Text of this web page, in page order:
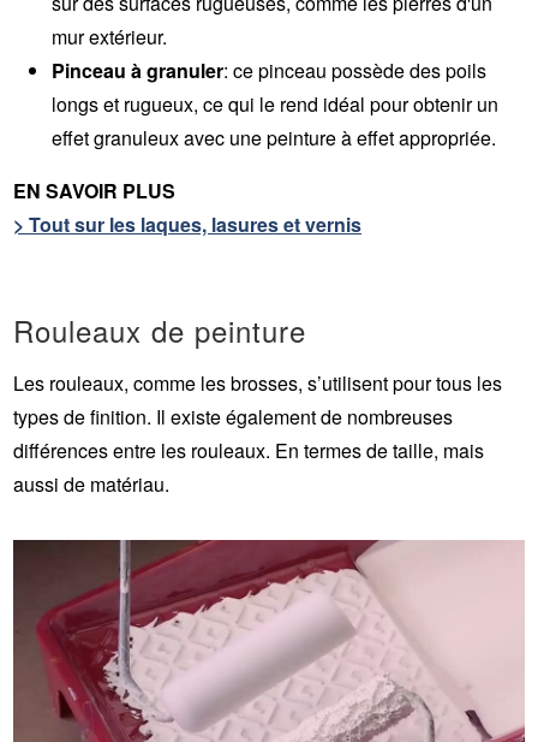
mur extérieur.
Pinceau à granuler: ce pinceau possède des poils
longs et rugueux, ce qui le rend idéal pour obtenir un
effet granuleux avec une peinture à effet appropriée.
EN SAVOIR PLUS
> Tout sur les laques, lasures et vernis
Rouleaux de peinture
Les rouleaux, comme les brosses, s’utilisent pour tous les
types de finition. Il existe également de nombreuses
différences entre les rouleaux. En termes de taille, mais
aussi de matériau.